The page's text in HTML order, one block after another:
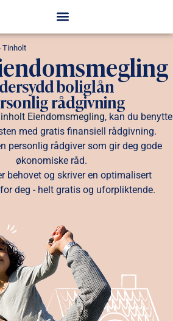
Tinholt
boliglån
rådgivning
Eiendomsmegling, kan du benytte
med gratis finansiell rådgivning.
personlig rådgiver som gir deg gode
økonomiske råd.
behovet og skriver en optimalisert
deg - helt gratis og uforpliktende.